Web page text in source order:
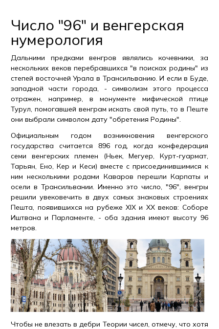
Число "96" и венгерская
нумерология
Дальними предками венгров являлись кочевники, за
нескольких веков перебравшихся "в поисках родины" из
степей восточней Урала в Трансильванию. И если в Буде,
западной части города, - символизм этого процесса
отражен, например, в монументе мифической птице
Турул, помогавшей венграм искать свой путь, то в Пеште
они выбрали символом дату "обретения Родины".
Официальным годом возникновения венгерского
государства считается 896 год, когда конфедерация
семи венгерских племен (Ньек, Мегуер, Курт-гуармат,
Тарьян, Ено, Кер и Кеси) вместе с присоединившимися к
ним несколькими родами Каваров перешли Карпаты и
осели в Трансильвании. Именно это число, "96", венгры
решили увековечить в двух самых знаковых строениях
Пешта, появившихся на рубеже XIX и XX веков: Соборе
Иштвана и Парламенте, - оба здания имеют высоту 96
метров.
Чтобы не влезать в дебри Теории чисел, отмечу, что хотя